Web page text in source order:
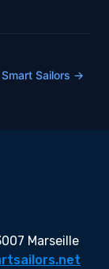
Sailors →
Marseille